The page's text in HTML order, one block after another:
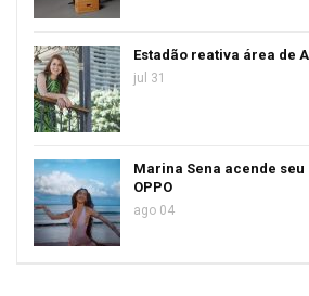
Estadão reativa área de
jul 31
Marina Sena acende
OPPO
ago 04